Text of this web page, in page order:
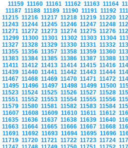
11159 11160 11161 11162 11163 11164
11187 11188 11189 11190 11191 11192
11215 11216 11217 11218 11219 11220
11243 11244 11245 11246 11247 11248
11271 11272 11273 11274 11275 11276
11299 11300 11301 11302 11303 11304
11327 11328 11329 11330 11331 11332
11355 11356 11357 11358 11359 11360
11383 11384 11385 11386 11387 11388
11411 11412 11413 11414 11415 11416
11439 11440 11441 11442 11443 11444
11467 11468 11469 11470 11471 11472
11495 11496 11497 11498 11499 11500
11523 11524 11525 11526 11527 11528
11551 11552 11553 11554 11555 11556
11579 11580 11581 11582 11583 11584
11607 11608 11609 11610 11611 11612
11635 11636 11637 11638 11639 11640
11663 11664 11665 11666 11667 11668
11691 11692 11693 11694 11695 11696
11719 11720 11721 11722 11723 11724